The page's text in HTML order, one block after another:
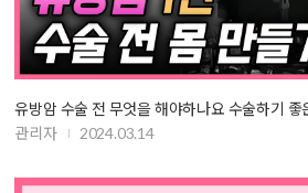
유방암 수술 전 무엇을 해야하나요 수술하기 좋
관리자
2024.03.14